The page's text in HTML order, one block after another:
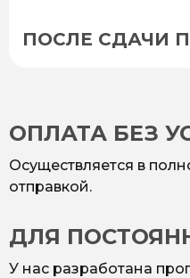
ПОСЛЕ СДАЧИ
ОПЛАТА БЕЗ
Осуществляется в
отправкой.
ДЛЯ
У нас разработана